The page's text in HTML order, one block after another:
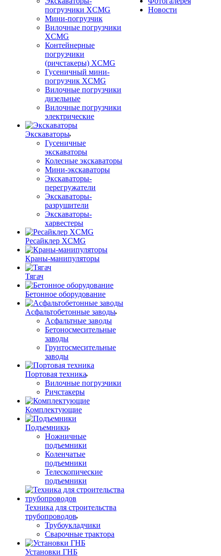
погрузчики XCMG
Мини-погрузчик
Вилочные погрузчики
XCMG
Контейнерные
погрузчики
(ричстакеры) XCMG
Гусеничный мини-
погрузчик XCMG
Вилочные погрузчики
дизельные
Вилочные погрузчики
электрические
Экскаваторы
Гусеничные
экскаваторы
Колесные экскаваторы
Мини-экскаваторы
Экскаваторы-
перегружатели
Экскаваторы-
разрушители
Экскаваторы-
харвестеры
Ресайклер XCMG
Краны-манипуляторы
Тягач
Бетонное оборудование
Асфальтобетонные заводы
Асфальтные заводы
Бетоносмесительные
заводы
Грунтосмесительные
заводы
Портовая техника
Вилочные погрузчики
Ричстакеры
Комплектующие
Подъемники
Ножничные
подъемники
Коленчатые
подъемники
Телескопические
подъемники
Техника для строительства
трубопроводов
Трубоукладчики
Сварочные трактора
Установки ГНБ
Новости